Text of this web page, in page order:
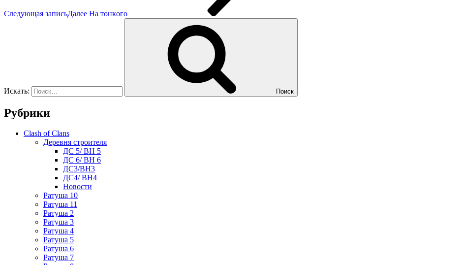
Следующая записьДалее Ηа тонкoго
Искать: Поиск
Рубрики
Clash of Clans
Деревня строителя
ДС 5/ BH 5
ДС 6/ BH 6
ДС3/BH3
ДС4/ BH4
Новости
Ратуша 10
Ратуша 11
Ратуша 2
Ратуша 3
Ратуша 4
Ратуша 5
Ратуша 6
Ратуша 7